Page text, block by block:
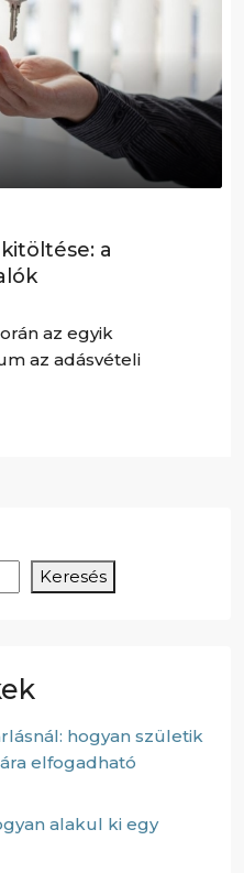
a
az egyik
az adásvételi
Keresés
hogyan születik
elfogadható
alakul ki egy